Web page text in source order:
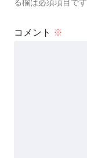
る欄は必須項目です
コメント ※